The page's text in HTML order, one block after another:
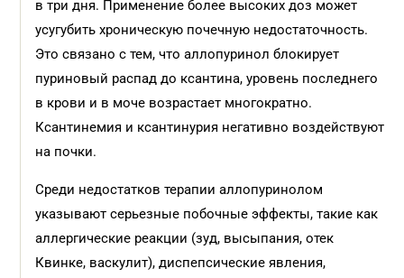
в три дня. Применение более высоких доз может
усугубить хроническую почечную недостаточность.
Это связано с тем, что аллопуринол блокирует
пуриновый распад до ксантина, уровень последнего
в крови и в моче возрастает многократно.
Ксантинемия и ксантинурия негативно воздействуют
на почки.
Среди недостатков терапии аллопуринолом
указывают серьезные побочные эффекты, такие как
аллергические реакции (зуд, высыпания, отек
Квинке, васкулит), диспепсические явления,